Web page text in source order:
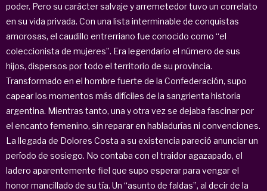
poder. Pero su carácter salvaje y arremetedor tuvo un correlato
en su vida privada. Con una lista interminable de conquistas
amorosas, el caudillo entrerriano fue conocido como “el
coleccionista de mujeres”. Era legendario el número de sus
hijos, dispersos por todo el territorio de su provincia.
Transformado en el hombre fuerte de la Confederación, supo
capear los momentos más difíciles de la sangrienta historia
argentina. Mientras tanto, una y otra vez se dejaba fascinar por
el encanto femenino, sin reparar en habladurías ni convenciones.
La llegada de Dolores Costa a su existencia pareció anunciar un
período de sosiego. No contaba con el traidor agazapado, el
ladero aparentemente fiel que supo esperar para vengar el
honor mancillado de su tía. Un “asunto de faldas”, al decir de la